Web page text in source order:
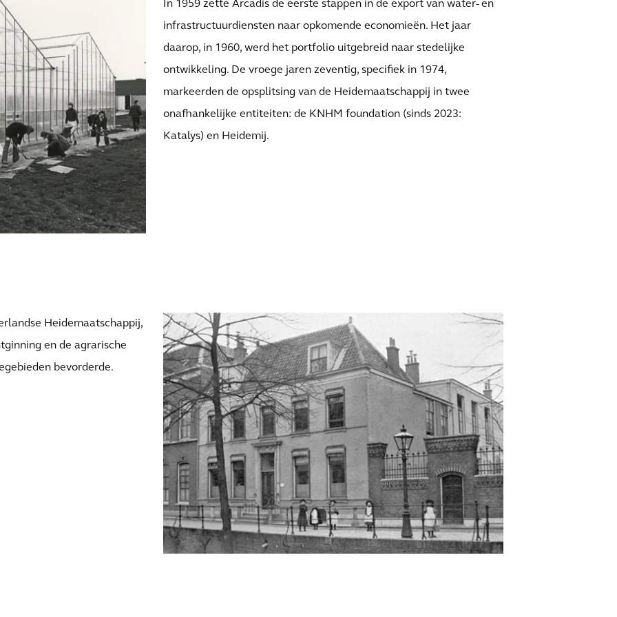
In 1959 zette Arcadis de eerste stappen in de export van water- en
infrastructuurdiensten naar opkomende economieën. Het jaar
daarop, in 1960, werd het portfolio uitgebreid naar stedelijke
ontwikkeling. De vroege jaren zeventig, specifiek in 1974,
markeerden de opsplitsing van de Heidemaatschappij in twee
onafhankelijke entiteiten: de KNHM foundation (sinds 2023:
Katalys) en Heidemij.
Heidemaatschappij,
en de agrarische
bevorderde.